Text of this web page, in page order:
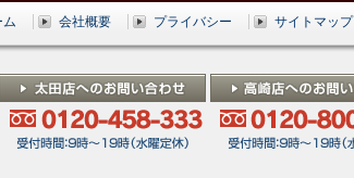
ム 会社概要 プライバシー サイトマップ